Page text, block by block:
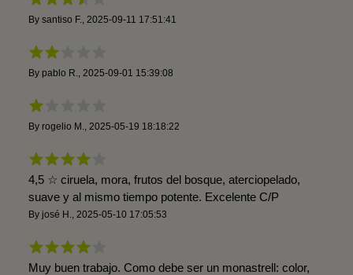
By santiso F. 2025-09-11 17:51:41
By pablo R. 2025-09-01 15:39:08
By rogelio M. 2025-05-19 18:18:22
4,5 ☆ ciruela, mora, frutos del bosque, aterciopelado,
suave y al mismo tiempo potente. Excelente C/P
By josé H. 2025-05-10 17:05:53
Muy buen trabajo. Como debe ser un monastrell: color,